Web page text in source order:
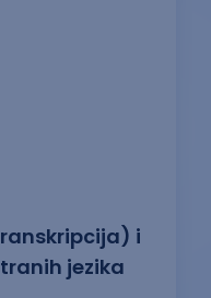
i
jezika